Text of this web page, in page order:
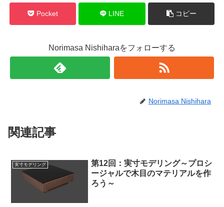
Pocket LINE コピー
Norimasa Nishiharaをフォローする
Norimasa Nishihara
関連記事
実寸モデリング
第12回：実寸モデリング～プロシ
ージャルで木目のマテリアルを作
ろう～